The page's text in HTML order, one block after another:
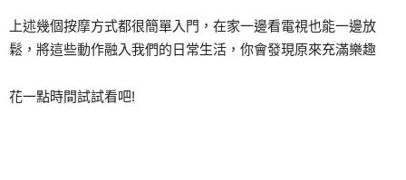
上述幾個按摩方式都很簡單入門，在家一邊看電視也能一邊放
鬆，將這些動作融入我們的日常生活，你會發現原來充滿樂趣
花一點時間試試看吧!